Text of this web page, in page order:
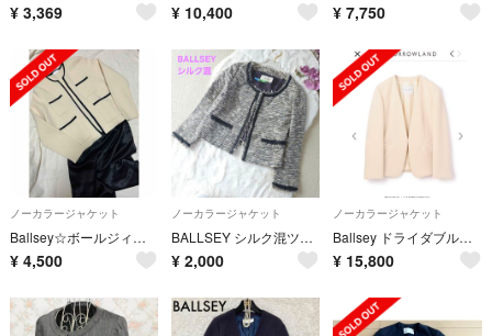
¥ 3,369 ¥ 10,400 ¥ 7,750
ノーカラージャケット
Ballsey☆ボールジィ 定番ニットジャケット
¥ 4,500
ノーカラージャケット
BALLSEY シルク混ツイード ノーカラージャケット ラメ 38サイズ0
¥ 2,000
ノーカラージャケット
Ballsey ドライダブルクロスノーカラージャケット ほぼ未使用
¥ 15,800